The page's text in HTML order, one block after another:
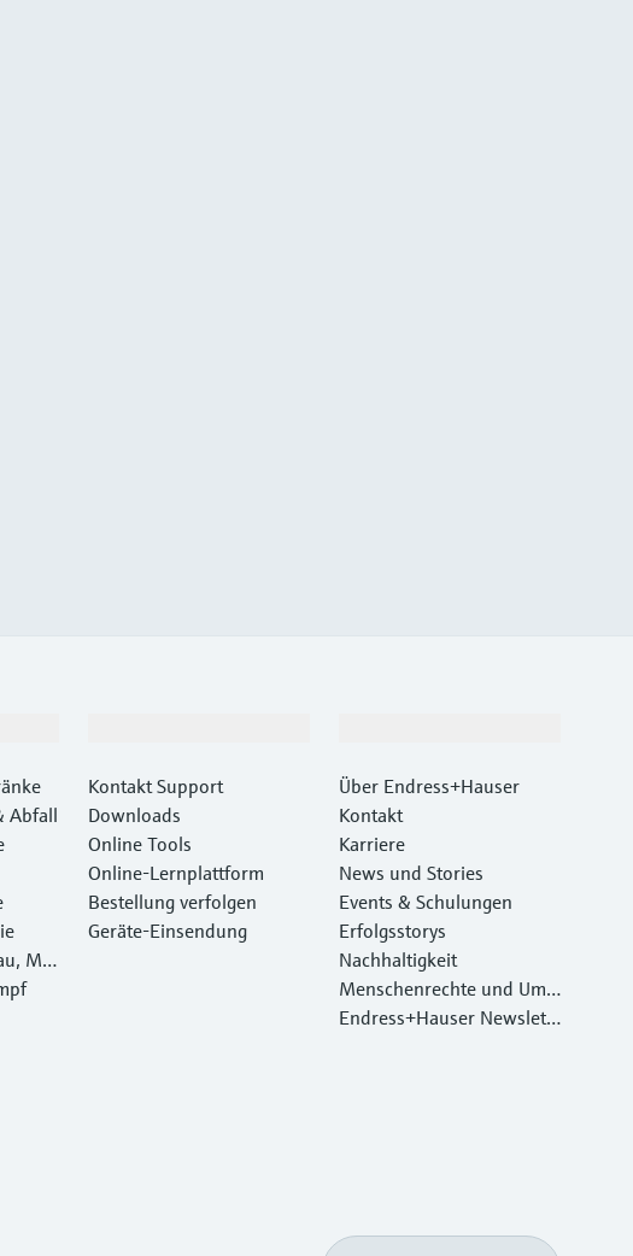
Abfall
Met
Kontakt Support
Downloads
Online Tools
Online-Lernplattform
Bestellung verfolgen
Geräte‑Einsendung
Über Endress+Hauser
Kontakt
Karriere
News und Stories
Events & Schulungen
Erfolgsstorys
Nachhaltigkeit
Menschenrechte und Umw
eltschutz
Endress+Hauser Newslett